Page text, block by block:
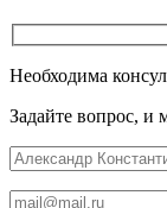
Необходима
Задайте вопрос, и